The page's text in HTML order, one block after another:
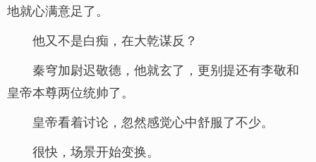
地就心满意足了。
他又不是白痴，在大乾谋反？
秦穹加尉迟敬德，他就玄了，更别提还有李敬和
皇帝本尊两位统帅了。
皇帝看着讨论，忽然感觉心中舒服了不少。
很快，场景开始变换。